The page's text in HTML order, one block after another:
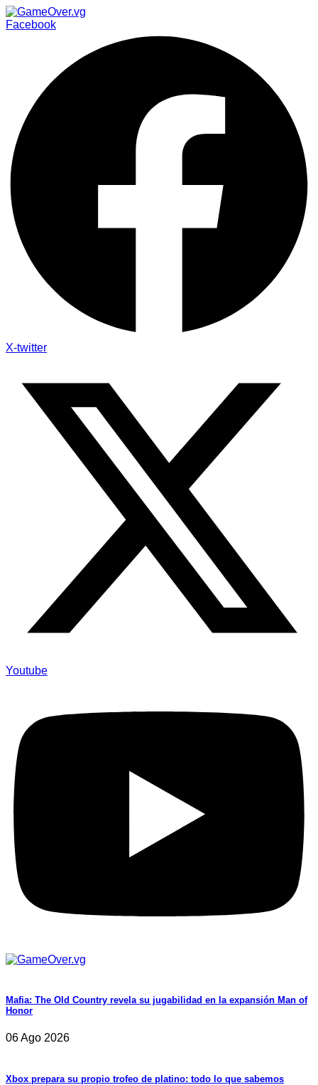
Facebook
X-twitter
Youtube
Mafia: The Old Country revela su jugabilidad en la expansión Man of
Honor
06 Ago 2026
Xbox prepara su propio trofeo de platino: todo lo que sabemos